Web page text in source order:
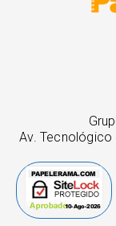
Av. Tecnológico